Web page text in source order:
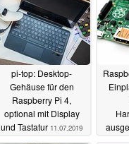
pi-top: Desktop-
Gehäuse für den
Raspberry Pi 4,
optional mit Display
und Tastatur 11.07.2019